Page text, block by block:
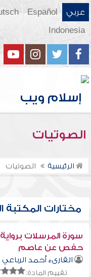
عربي Español
Indonesia
الصوتيات
الرئيسية الصوتيات
مختارات المكتبة
سورة المرسلات برواية
حفص عن عاصم
القارىء أحمد الرباعي
تقييم المادة: